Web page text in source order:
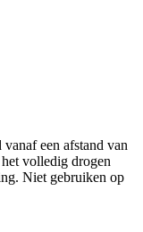
een afstand van
volledig drogen
Niet gebruiken op